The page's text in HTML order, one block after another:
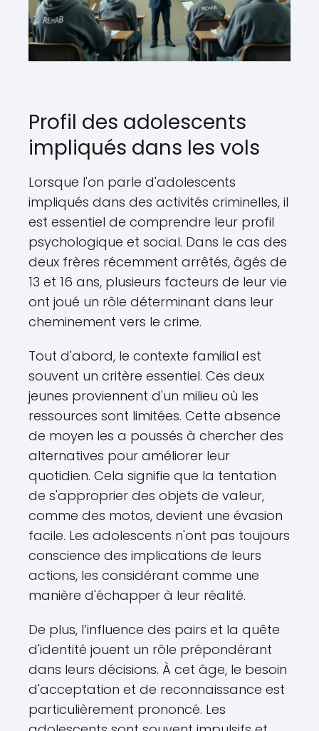
Profil des adolescents
impliqués dans les vols
Lorsque l'on parle d'adolescents
impliqués dans des activités criminelles, il
est essentiel de comprendre leur profil
psychologique et social. Dans le cas des
deux frères récemment arrêtés, âgés de
13 et 16 ans, plusieurs facteurs de leur vie
ont joué un rôle déterminant dans leur
cheminement vers le crime.
Tout d'abord, le contexte familial est
souvent un critère essentiel. Ces deux
jeunes proviennent d'un milieu où les
ressources sont limitées. Cette absence
de moyen les a poussés à chercher des
alternatives pour améliorer leur
quotidien. Cela signifie que la tentation
de s'approprier des objets de valeur,
comme des motos, devient une évasion
facile. Les adolescents n'ont pas toujours
conscience des implications de leurs
actions, les considérant comme une
manière d'échapper à leur réalité.
De plus, l’influence des pairs et la quête
d'identité jouent un rôle prépondérant
dans leurs décisions. À cet âge, le besoin
d'acceptation et de reconnaissance est
particulièrement prononcé. Les